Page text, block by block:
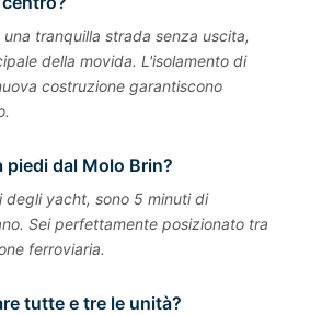
una tranquilla strada senza uscita,
della movida. L'isolamento di
costruzione garantiscono
piedi dal Molo Brin?
degli yacht, sono 5 minuti di
Sei perfettamente posizionato tra
ferroviaria.
tutte e tre le unità?